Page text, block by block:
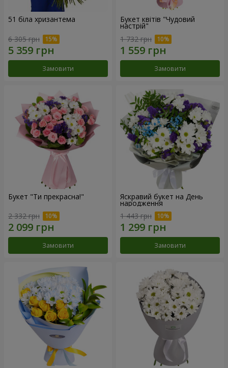
51 біла хризантема
6 305 грн
Замовити
Букет квітів "Чудовий
настрій"
1 732 грн
Замовити
Букет "Ти прекрасна!"
2 332 грн
Замовити
Яскравий букет на День
народження
1 443 грн
Замовити